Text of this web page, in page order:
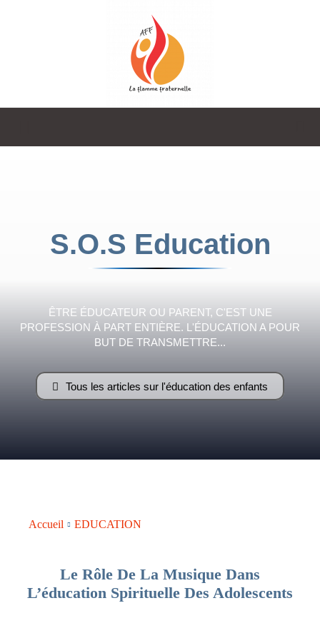
Fraternelle
–
AFF
S.O.S Education
ÊTRE ÉDUCATEUR OU PARENT, C'EST UNE
PROFESSION À PART ENTIÈRE. L'ÉDUCATION A POUR
BUT DE TRANSMETTRE...
Tous les articles sur l'éducation des enfants
Accueil EDUCATION
Le Rôle De La Musique Dans
L’éducation Spirituelle Des Adolescents